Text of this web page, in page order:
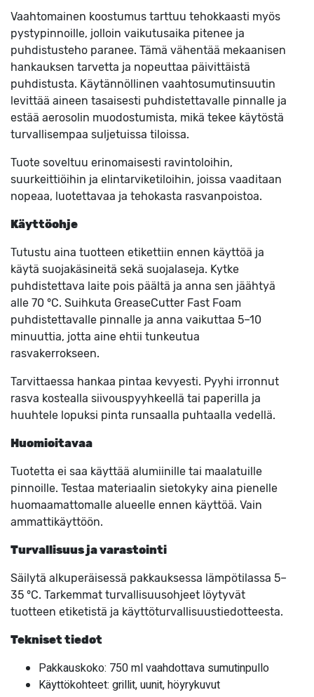
Vaahtomainen koostumus tarttuu tehokkaasti myös
pystypinnoille, jolloin vaikutusaika pitenee ja
puhdistusteho paranee. Tämä vähentää mekaanisen
hankauksen tarvetta ja nopeuttaa päivittäistä
puhdistusta. Käytännöllinen vaahtosumutinsuutin
levittää aineen tasaisesti puhdistettavalle pinnalle ja
estää aerosolin muodostumista, mikä tekee käytöstä
turvallisempaa suljetuissa tiloissa.
Tuote soveltuu erinomaisesti ravintoloihin,
suurkeittiöihin ja elintarviketiloihin, joissa vaaditaan
nopeaa, luotettavaa ja tehokasta rasvanpoistoa.
Käyttöohje
Tutustu aina tuotteen etikettiin ennen käyttöä ja
käytä suojakäsineitä sekä suojalaseja. Kytke
puhdistettava laite pois päältä ja anna sen jäähtyä
alle 70 °C. Suihkuta GreaseCutter Fast Foam
puhdistettavalle pinnalle ja anna vaikuttaa 5–10
minuuttia, jotta aine ehtii tunkeutua
rasvakerrokseen.
Tarvittaessa hankaa pintaa kevyesti. Pyyhi irronnut
rasva kostealla siivouspyyhkeellä tai paperilla ja
huuhtele lopuksi pinta runsaalla puhtaalla vedellä.
Huomioitavaa
Tuotetta ei saa käyttää alumiinille tai maalatuille
pinnoille. Testaa materiaalin sietokyky aina pienelle
huomaamattomalle alueelle ennen käyttöä. Vain
ammattikäyttöön.
Turvallisuus ja varastointi
Säilytä alkuperäisessä pakkauksessa lämpötilassa 5–
35 °C. Tarkemmat turvallisuusohjeet löytyvät
tuotteen etiketistä ja käyttöturvallisuustiedotteesta.
Tekniset tiedot
Pakkauskoko: 750 ml vaahdottava sumutinpullo
Käyttökohteet: grillit, uunit, höyrykuvut